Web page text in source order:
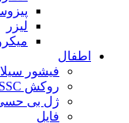
لیزر
اطفال
فیشور
روکش SSC
ژل بی
فایل